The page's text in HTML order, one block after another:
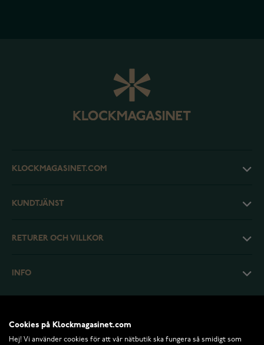
KLOCKMAGASINET.COM
KUNDTJÄNST
RETURER OCH VILLKOR
INFO
Cookies på Klockmagasinet.com
Hej! Vi använder cookies för att vår nätbutik ska fungera så smidigt som